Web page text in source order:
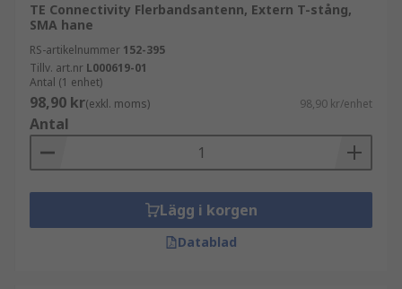
TE Connectivity Flerbandsantenn, Extern T-stång,
SMA hane
RS-artikelnummer 152-395
Tillv. art.nr L000619-01
Antal (1 enhet)
98,90 kr(exkl. moms) 98,90 kr/enhet
Antal
Lägg i korgen
Datablad